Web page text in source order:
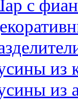
с
из
из